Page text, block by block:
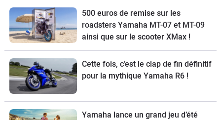
500 euros de remise sur les
roadsters Yamaha MT-07 et MT-09
ainsi que sur le scooter XMax !
Cette fois, c’est le clap de fin définitif
pour la mythique Yamaha R6 !
Yamaha lance un grand jeu d’été